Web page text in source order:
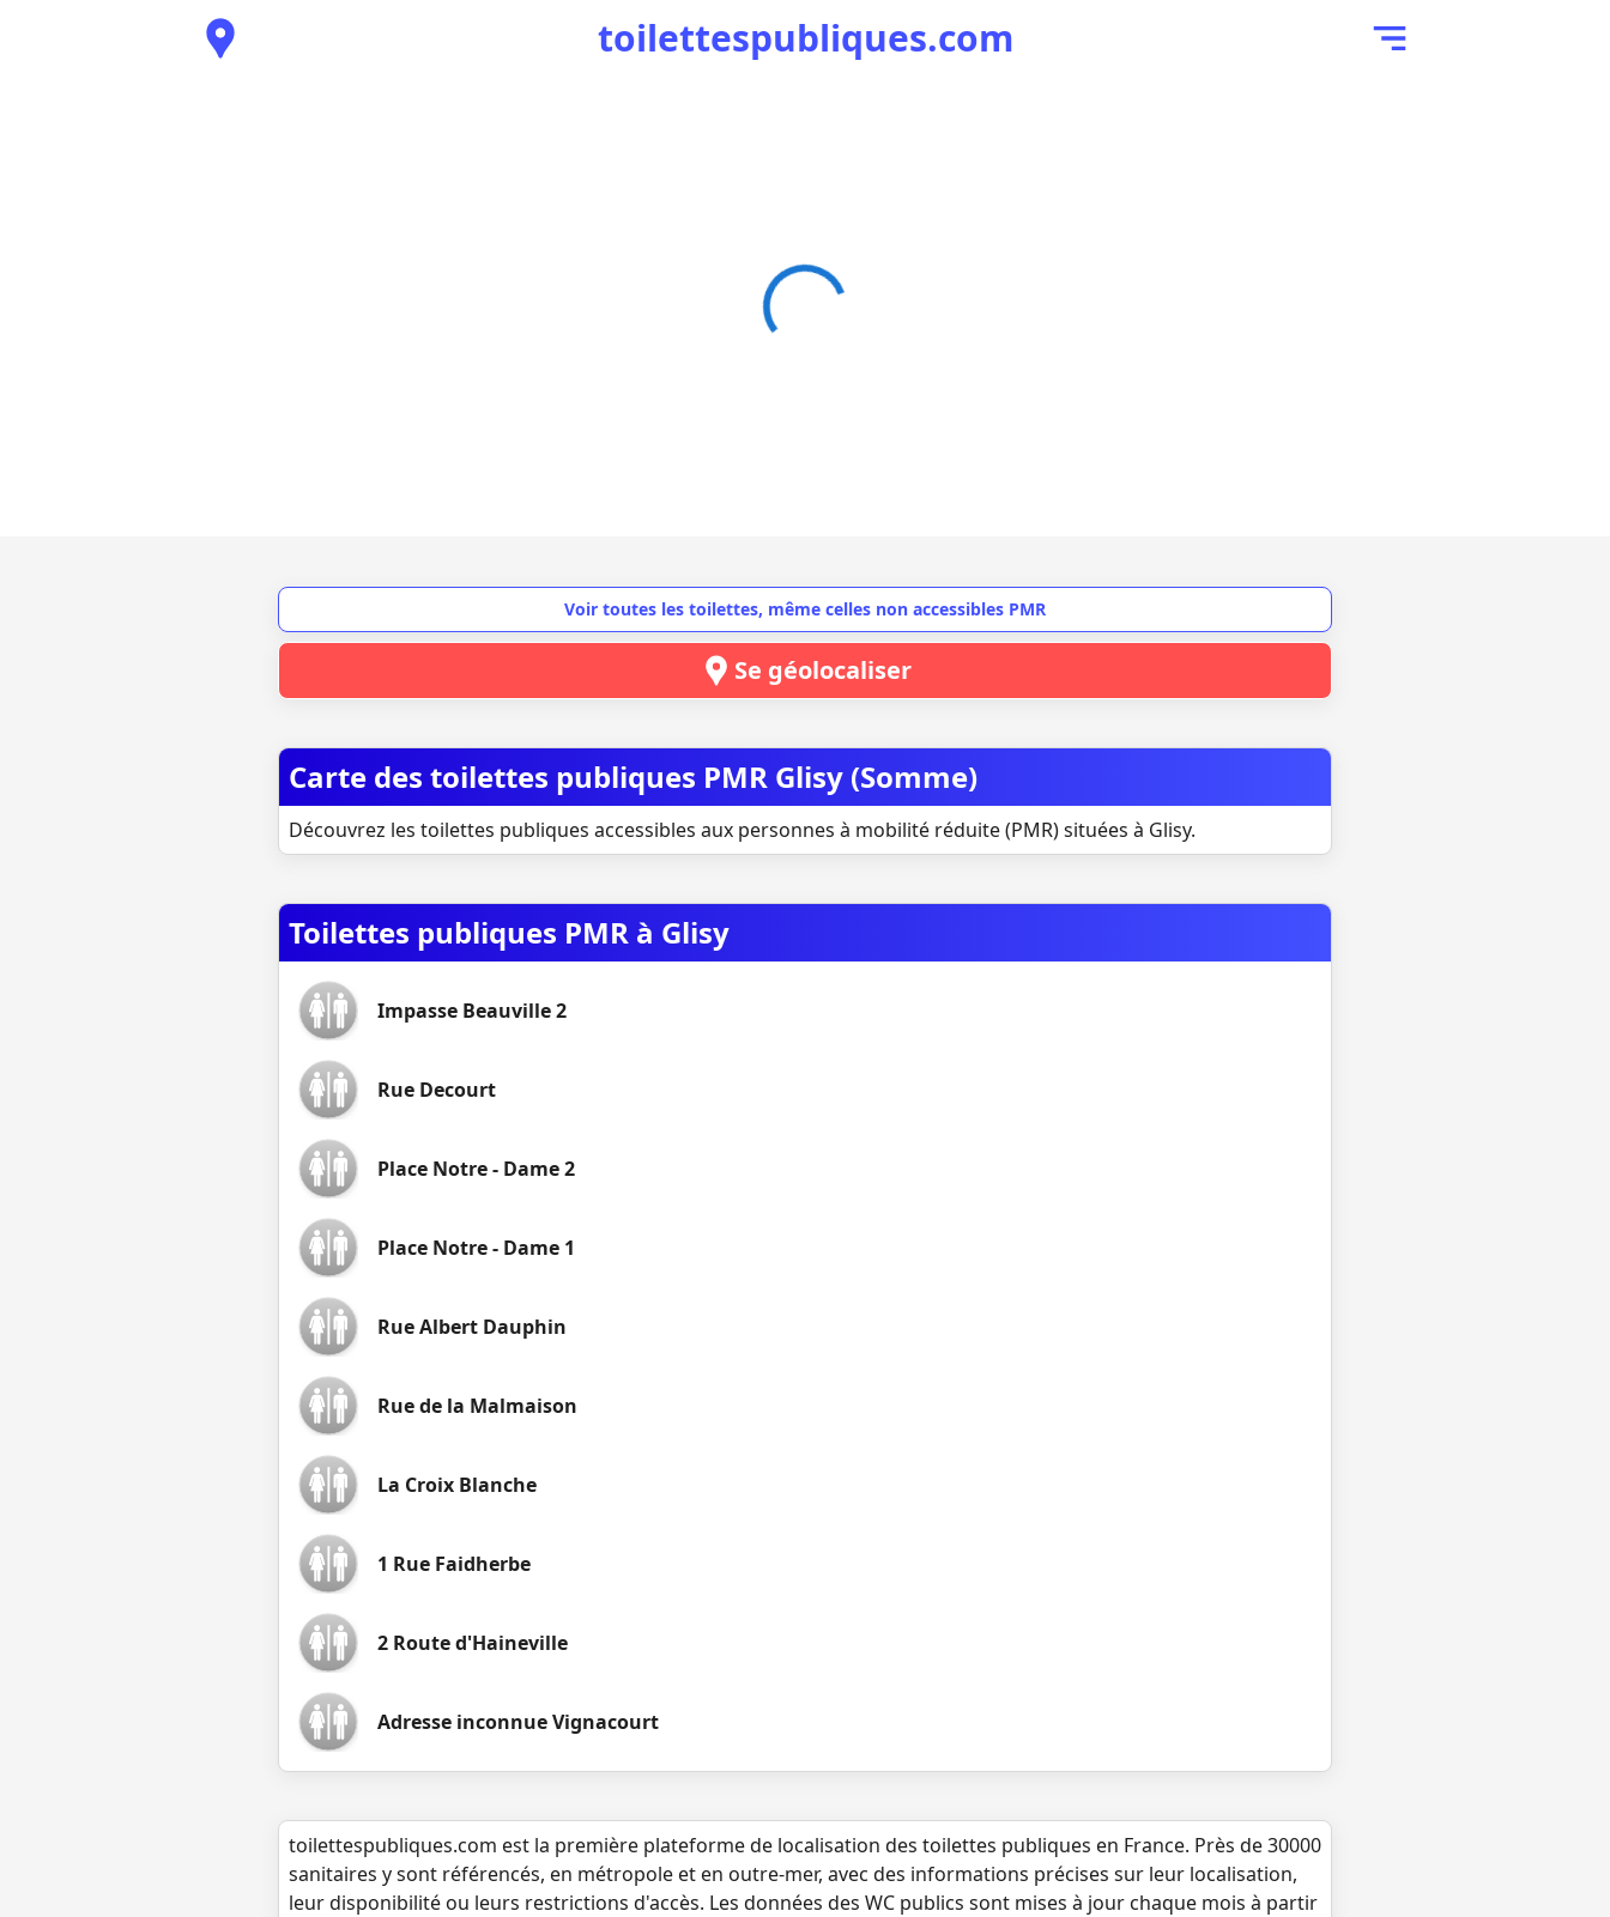
toilettespubliques.com
Voir toutes les toilettes, même celles non accessibles PMR
Se géolocaliser
Carte des toilettes publiques PMR Glisy (Somme)
Découvrez les toilettes publiques accessibles aux personnes à mobilité réduite (PMR) situées à Glisy.
Toilettes publiques PMR à Glisy
Impasse Beauville 2
Rue Decourt
Place Notre - Dame 2
Place Notre - Dame 1
Rue Albert Dauphin
Rue de la Malmaison
La Croix Blanche
1 Rue Faidherbe
2 Route d'Haineville
Adresse inconnue Vignacourt
toilettespubliques.com est la première plateforme de localisation des toilettes publiques en France. Près de 30000
sanitaires y sont référencés, en métropole et en outre-mer, avec des informations précises sur leur localisation,
leur disponibilité ou leurs restrictions d'accès. Les données des WC publics sont mises à jour chaque mois à partir